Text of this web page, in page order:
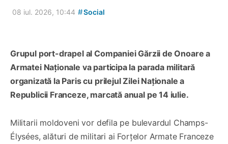
08 iul. 2026, 10:44 #Social
Grupul port-drapel al Companiei Gărzii de Onoare a
Armatei Naționale va participa la parada militară
organizată la Paris cu prilejul Zilei Naționale a
Republicii Franceze, marcată anual pe 14 iulie.
Militarii moldoveni vor defila pe bulevardul Champs-
Élysées, alături de militari ai Forțelor Armate Franceze